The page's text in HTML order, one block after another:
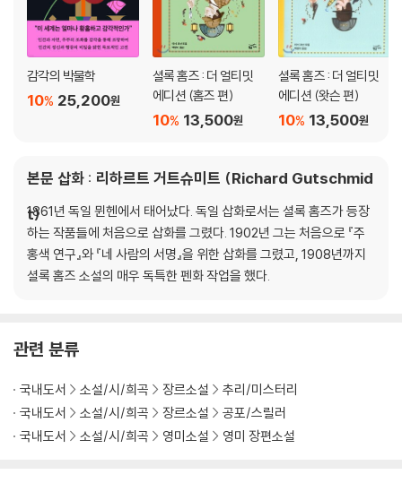
감각의 박물학
25,200원
10%
셜록 홈즈 : 더 얼티밋
에디션 (홈즈 편)
13,500원
10%
셜록 홈즈 : 더 얼티밋
에디션 (왓슨 편)
13,500원
10%
본문 삽화 : 리하르트 거트슈미트 (Richard Gutschmid
t)
1861년 독일 뮌헨에서 태어났다. 독일 삽화로서는 셜록 홈즈가 등장
하는 작품들에 처음으로 삽화를 그렸다. 1902년 그는 처음으로 『주
홍색 연구』와 『네 사람의 서명』을 위한 삽화를 그렸고, 1908년까지
셜록 홈즈 소설의 매우 독특한 펜화 작업을 했다.
관련 분류
국내도서 소설/시/희곡 장르소설
추리/미스터리
국내도서
소설/시/희곡 장르소설
공포/스릴러
국내도서
소설/시/희곡 영미소설 영미 장편소설